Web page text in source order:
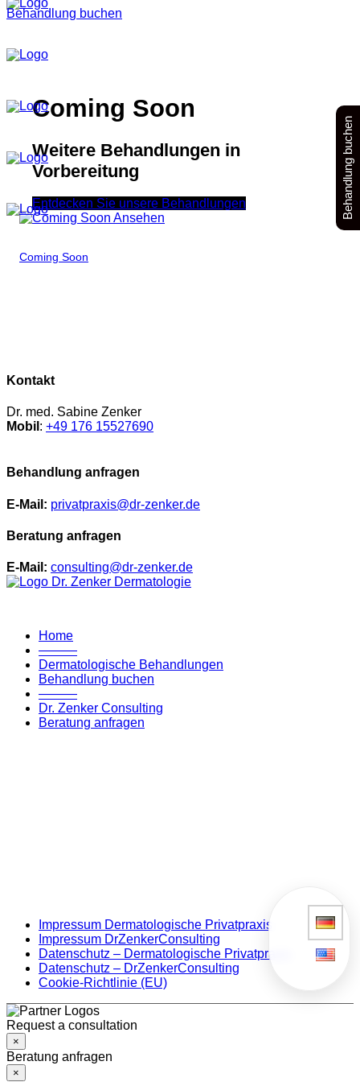
Behandlung buchen
Coming Soon
Weitere Behandlungen in
Vorbereitung
Entdecken Sie unsere Behandlungen
Ansehen
Coming Soon
Kontakt
Dr. med. Sabine Zenker
Mobil : +49 176 15527690
Behandlung anfragen
E-Mail: privatpraxis@dr-zenker.de
Beratung anfragen
E-Mail: consulting@dr-zenker.de
Home
———
Dermatologische Behandlungen
Behandlung buchen
———
Dr. Zenker Consulting
Beratung anfragen
Impressum Dermatologische Privatpraxis
Impressum DrZenkerConsulting
Datenschutz – Dermatologische Privatpraxis
Datenschutz – DrZenkerConsulting
Cookie-Richtlinie (EU)
Request a consultation
×
Beratung anfragen
×
Behandlung buchen